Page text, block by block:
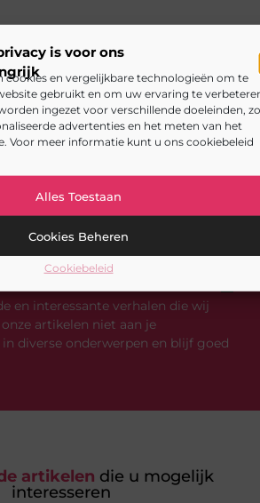
is voor ons
cookies en vergelijkbare technologieën om te
gebruikt en om uw ervaring te
ingezet voor verschillende doeleinden,
advertenties en het meten van het
Voor meer informatie kunt u ons cookiebeleid
Alles Toestaan
Cookies Beheren
Cookiebeleid
artikelen al doorgenomen?
en interessante verhalen die wij
artikelen niet aan je
diverse onderwerpen en blijf goed
Navigeren door het strafrecht
VOLGENDE
De Kracht van Specialisatie: een Online Marketingbureau Uw Bedrijf Vooruit kan helpen
artikelen die u mogelijk
interesseren